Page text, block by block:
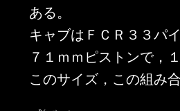
ある。
キャブはＦＣＲ３３パイ
７１ｍｍピストンで，
このサイズ，この組み